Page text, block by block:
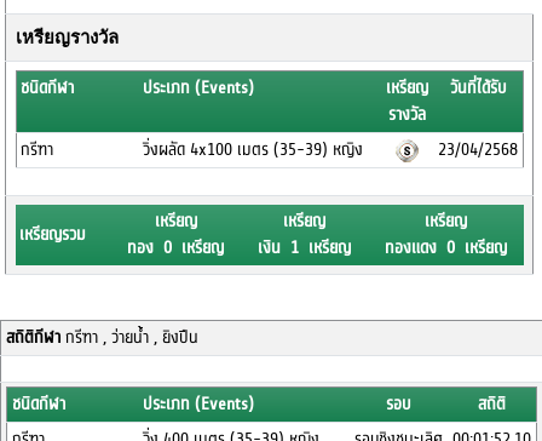
เหรียญรางวัล
ชนิดกีฬา ประเภท (Events)
เหรียญ
รางวัล
วันที่ได้รับ
กรีฑา วิ่งผลัด 4x100 เมตร (35-39) หญิง 23/04/2568
เหรียญรวม
เหรียญ
ทอง 0 เหรียญ
เหรียญ
เงิน 1 เหรียญ
เหรียญ
ทองแดง 0 เหรียญ
สถิติกีฬากรีฑา , ว่ายน้ำ , ยิงปืน
ชนิดกีฬา ประเภท (Events) รอบ
สถิติ